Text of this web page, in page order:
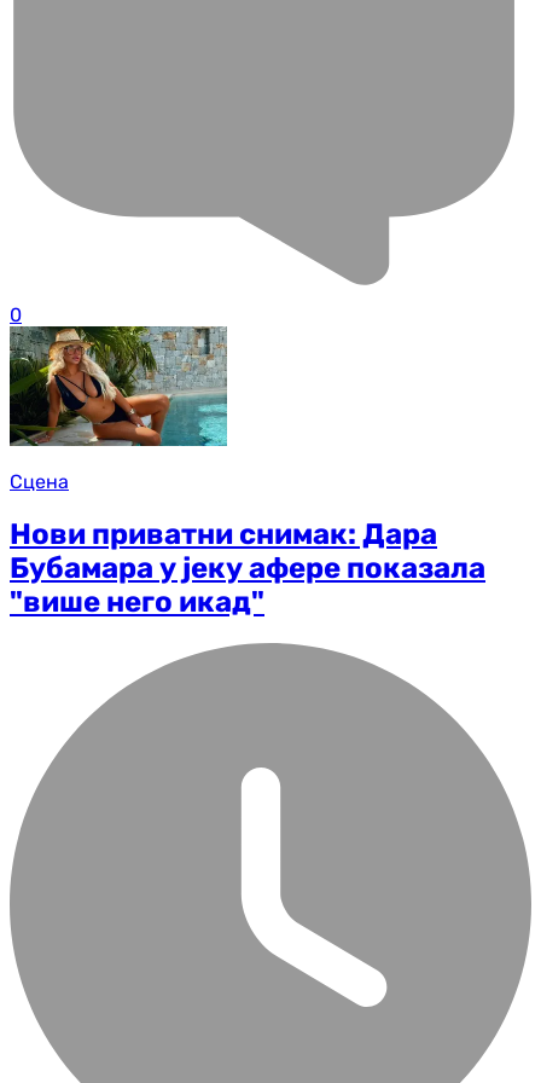
0
Сцена
Нови приватни снимак: Дара
Бубамара у јеку афере показала
"више него икад"